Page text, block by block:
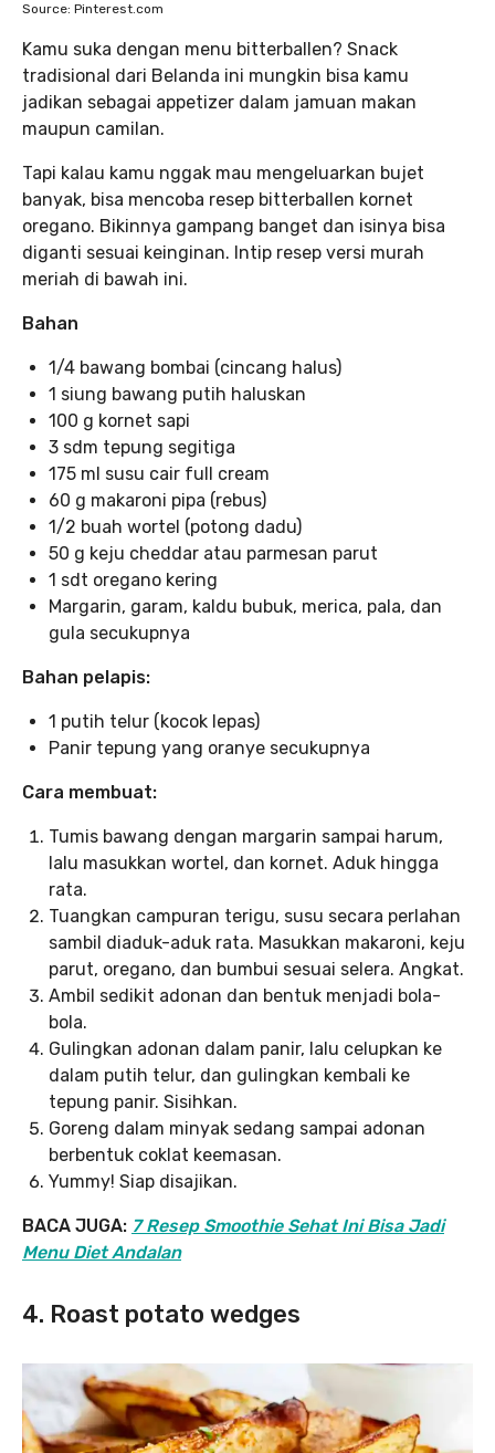
Source: Pinterest.com
Kamu suka dengan menu bitterballen? Snack
tradisional dari Belanda ini mungkin bisa kamu
jadikan sebagai appetizer dalam jamuan makan
maupun camilan.
Tapi kalau kamu nggak mau mengeluarkan bujet
banyak, bisa mencoba resep bitterballen kornet
oregano. Bikinnya gampang banget dan isinya bisa
diganti sesuai keinginan. Intip resep versi murah
meriah di bawah ini.
Bahan
1/4 bawang bombai (cincang halus)
1 siung bawang putih haluskan
100 g kornet sapi
3 sdm tepung segitiga
175 ml susu cair full cream
60 g makaroni pipa (rebus)
1/2 buah wortel (potong dadu)
50 g keju cheddar atau parmesan parut
1 sdt oregano kering
Margarin, garam, kaldu bubuk, merica, pala, dan
gula secukupnya
Bahan pelapis:
1 putih telur (kocok lepas)
Panir tepung yang oranye secukupnya
Cara membuat:
Tumis bawang dengan margarin sampai harum,
lalu masukkan wortel, dan kornet. Aduk hingga
rata.
Tuangkan campuran terigu, susu secara perlahan
sambil diaduk-aduk rata. Masukkan makaroni, keju
parut, oregano, dan bumbui sesuai selera. Angkat.
Ambil sedikit adonan dan bentuk menjadi bola-
bola.
Gulingkan adonan dalam panir, lalu celupkan ke
dalam putih telur, dan gulingkan kembali ke
tepung panir. Sisihkan.
Goreng dalam minyak sedang sampai adonan
berbentuk coklat keemasan.
Yummy! Siap disajikan.
BACA JUGA: 7 Resep Smoothie Sehat Ini Bisa Jadi
Menu Diet Andalan
4. Roast potato wedges